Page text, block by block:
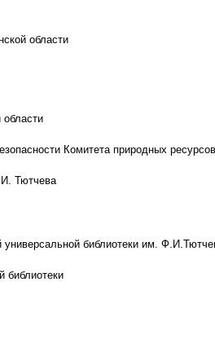
области
Комитета природных
Тютчева
библиотеки им.
библиотеки